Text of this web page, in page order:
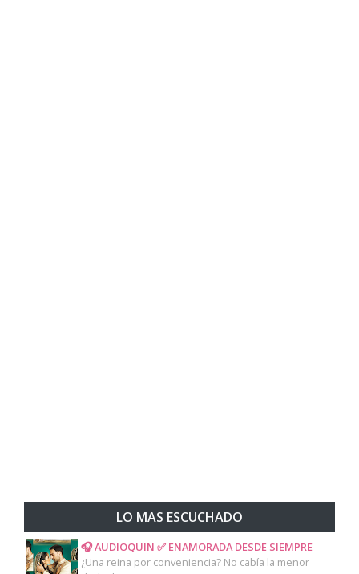
LO MAS ESCUCHADO
🎧 AUDIOQUIN ✅ ENAMORADA DESDE SIEMPRE
¿Una reina por conveniencia? No cabía la menor